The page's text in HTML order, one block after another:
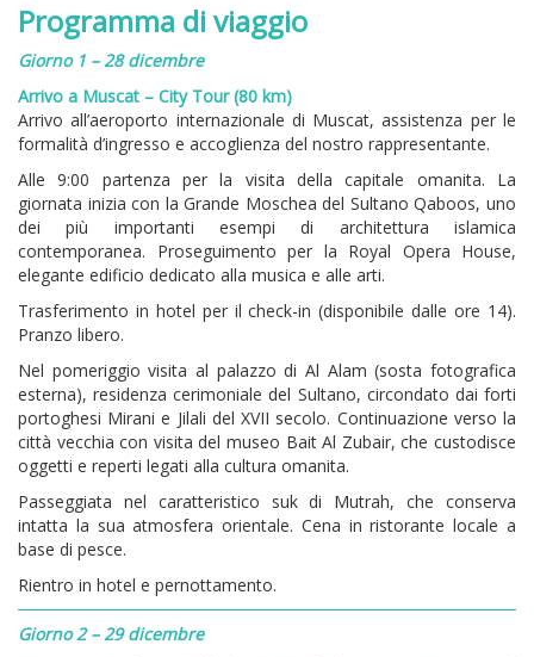
Programma di viaggio
Giorno 1 – 28 dicembre
Arrivo a Muscat – City Tour (80 km)
Arrivo all’aeroporto internazionale di Muscat, assistenza per le
formalità d’ingresso e accoglienza del nostro rappresentante.
Alle 9:00 partenza per la visita della capitale omanita. La
giornata inizia con la Grande Moschea del Sultano Qaboos, uno
dei più importanti esempi di architettura islamica
contemporanea. Proseguimento per la Royal Opera House,
elegante edificio dedicato alla musica e alle arti.
Trasferimento in hotel per il check-in (disponibile dalle ore 14).
Pranzo libero.
Nel pomeriggio visita al palazzo di Al Alam (sosta fotografica
esterna), residenza cerimoniale del Sultano, circondato dai forti
portoghesi Mirani e Jilali del XVII secolo. Continuazione verso la
città vecchia con visita del museo Bait Al Zubair, che custodisce
oggetti e reperti legati alla cultura omanita.
Passeggiata nel caratteristico suk di Mutrah, che conserva
intatta la sua atmosfera orientale. Cena in ristorante locale a
base di pesce.
Rientro in hotel e pernottamento.
Giorno 2 – 29 dicembre